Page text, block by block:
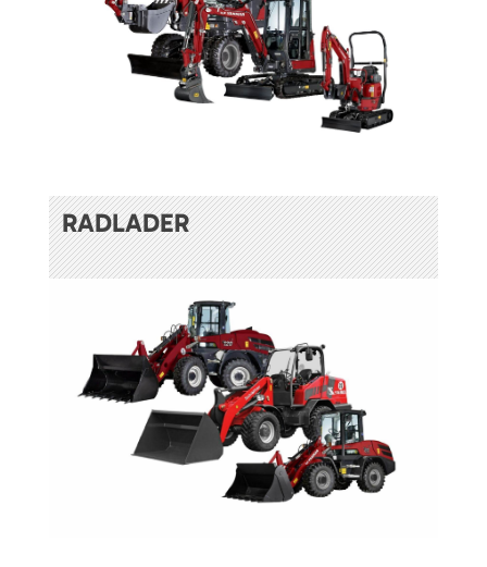
RADLADER